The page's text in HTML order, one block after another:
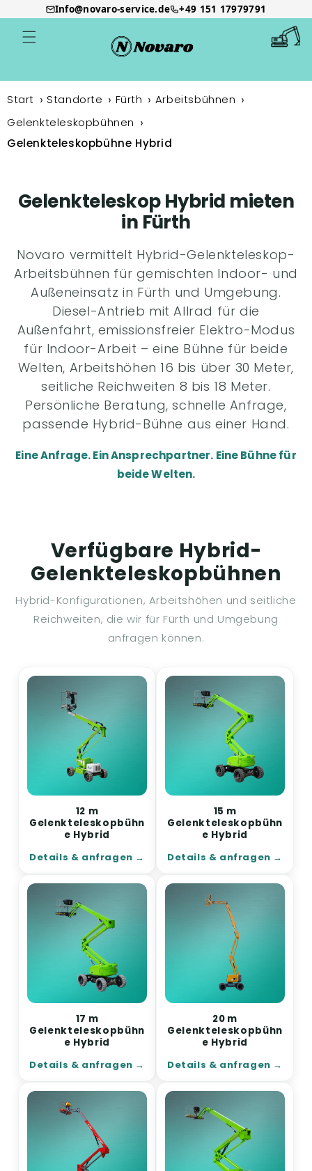
Direkt
zum
Inhalt
Info@novaro-service.de +49 151 17979791
Start Standorte Fürth
Arbeitsbühnen
Gelenkteleskopbühnen
Gelenkteleskopbühne Hybrid
Gelenkteleskop Hybrid mieten
in Fürth
Novaro vermittelt Hybrid-Gelenkteleskop-
Arbeitsbühnen für gemischten Indoor- und
Außeneinsatz in Fürth und Umgebung.
Diesel-Antrieb mit Allrad für die
Außenfahrt, emissionsfreier Elektro-Modus
für Indoor-Arbeit – eine Bühne für beide
Welten, Arbeitshöhen 16 bis über 30 Meter,
seitliche Reichweiten 8 bis 18 Meter.
Persönliche Beratung, schnelle Anfrage,
passende Hybrid-Bühne aus einer Hand.
Eine Anfrage. Ein Ansprechpartner. Eine Bühne für
beide Welten.
Verfügbare Hybrid-
Gelenkteleskopbühnen
Hybrid-Konfigurationen, Arbeitshöhen und seitliche
Reichweiten, die wir für Fürth und Umgebung
anfragen können.
12 m
Gelenkteleskopbühn
e Hybrid
Details & anfragen
15 m
Gelenkteleskopbühn
e Hybrid
Details & anfragen
17 m
Gelenkteleskopbühn
e Hybrid
Details & anfragen
20 m
Gelenkteleskopbühn
e Hybrid
Details & anfragen